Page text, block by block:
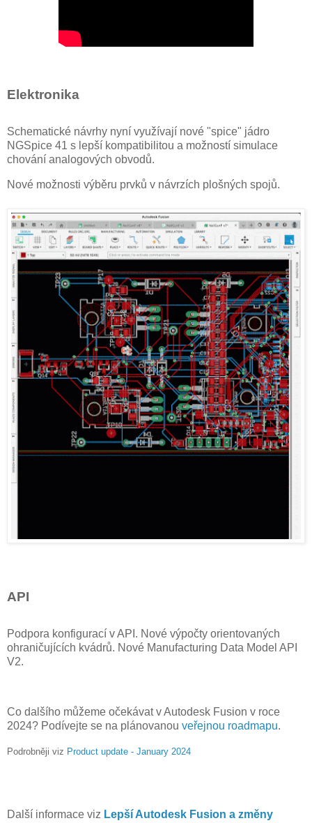
Elektronika
Schematické návrhy nyní využívají nové "spice" jádro
NGSpice 41 s lepší kompatibilitou a možností simulace
chování analogových obvodů.
Nové možnosti výběru prvků v návrzích plošných spojů.
API
Podpora konfigurací v API. Nové výpočty orientovaných
ohraničujících kvádrů. Nové Manufacturing Data Model API
V2.
Co dalšího můžeme očekávat v Autodesk Fusion v roce
2024? Podívejte se na plánovanou veřejnou roadmapu.
Podrobněji viz Product update - January 2024
Další informace viz Lepší Autodesk Fusion a změny